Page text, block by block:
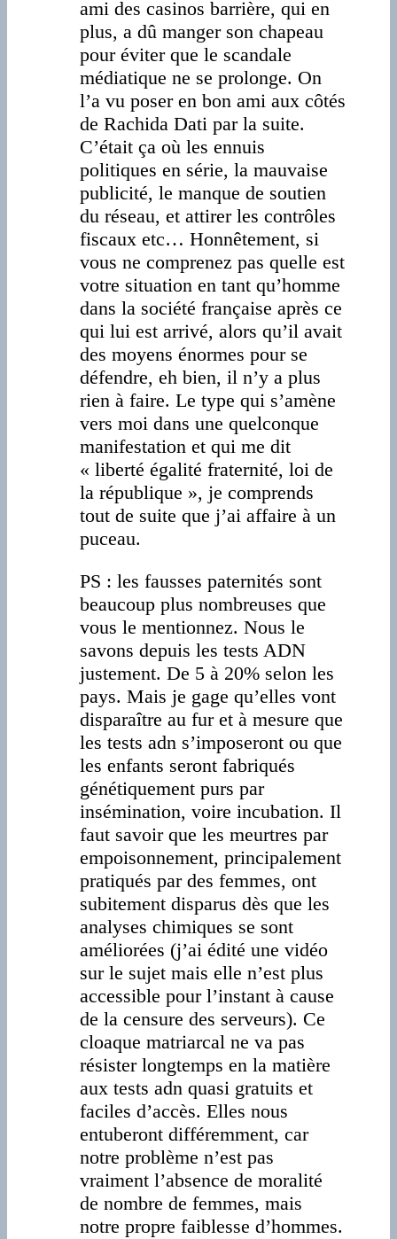
ami des casinos barrière, qui en
plus, a dû manger son chapeau
pour éviter que le scandale
médiatique ne se prolonge. On
l’a vu poser en bon ami aux côtés
de Rachida Dati par la suite.
C’était ça où les ennuis
politiques en série, la mauvaise
publicité, le manque de soutien
du réseau, et attirer les contrôles
fiscaux etc… Honnêtement, si
vous ne comprenez pas quelle est
votre situation en tant qu’homme
dans la société française après ce
qui lui est arrivé, alors qu’il avait
des moyens énormes pour se
défendre, eh bien, il n’y a plus
rien à faire. Le type qui s’amène
vers moi dans une quelconque
manifestation et qui me dit
« liberté égalité fraternité, loi de
la république », je comprends
tout de suite que j’ai affaire à un
puceau.
PS : les fausses paternités sont
beaucoup plus nombreuses que
vous le mentionnez. Nous le
savons depuis les tests ADN
justement. De 5 à 20% selon les
pays. Mais je gage qu’elles vont
disparaître au fur et à mesure que
les tests adn s’imposeront ou que
les enfants seront fabriqués
génétiquement purs par
insémination, voire incubation. Il
faut savoir que les meurtres par
empoisonnement, principalement
pratiqués par des femmes, ont
subitement disparus dès que les
analyses chimiques se sont
améliorées (j’ai édité une vidéo
sur le sujet mais elle n’est plus
accessible pour l’instant à cause
de la censure des serveurs). Ce
cloaque matriarcal ne va pas
résister longtemps en la matière
aux tests adn quasi gratuits et
faciles d’accès. Elles nous
entuberont différemment, car
notre problème n’est pas
vraiment l’absence de moralité
de nombre de femmes, mais
notre propre faiblesse d’hommes.